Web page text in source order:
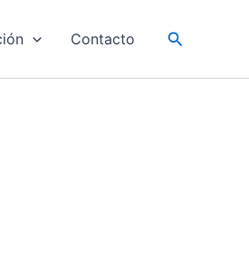
Contacto Buscar